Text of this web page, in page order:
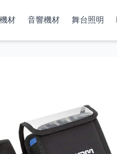
材 音響機材 舞台照明